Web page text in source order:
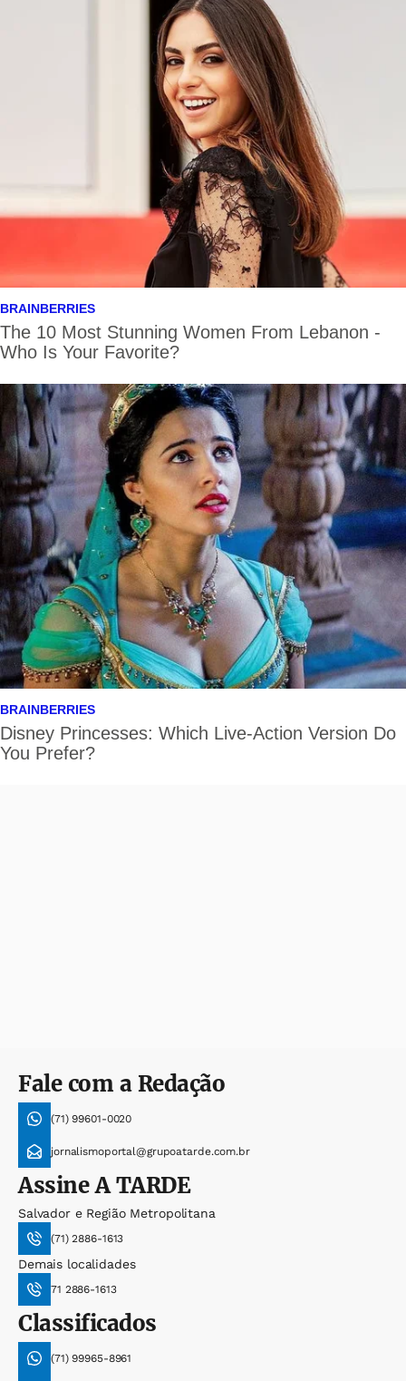
Fale com a Redação
(71) 99601-0020
jornalismoportal@grupoatarde.com.br
AssineA TARDE
Salvador e Região Metropolitana
(71) 2886-1613
Demais localidades
71 2886-1613
Classificados
(71) 99965-8961